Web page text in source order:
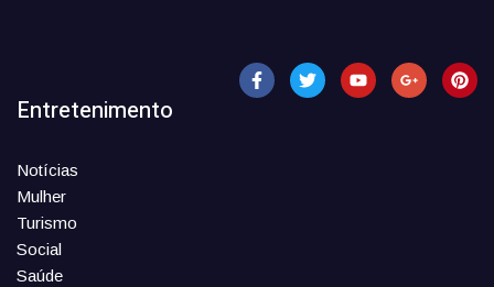
Entretenimento
Notícias
Mulher
Turismo
Social
Saúde